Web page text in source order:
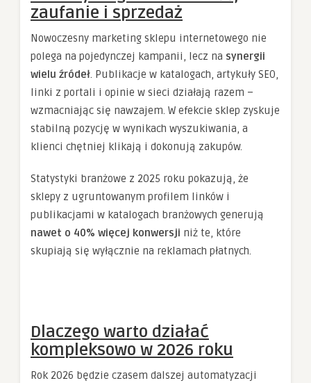
zaufanie i sprzedaż
Nowoczesny marketing sklepu internetowego nie
polega na pojedynczej kampanii, lecz na synergii
wielu źródeł. Publikacje w katalogach, artykuły SEO,
linki z portali i opinie w sieci działają razem –
wzmacniając się nawzajem. W efekcie sklep zyskuje
stabilną pozycję w wynikach wyszukiwania, a
klienci chętniej klikają i dokonują zakupów.
Statystyki branżowe z 2025 roku pokazują, że
sklepy z ugruntowanym profilem linków i
publikacjami w katalogach branżowych generują
nawet o 40% więcej konwersji niż te, które
skupiają się wyłącznie na reklamach płatnych.
Dlaczego warto działać
kompleksowo w 2026 roku
Rok 2026 będzie czasem dalszej automatyzacji